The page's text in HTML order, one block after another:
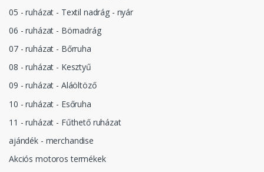
05 - ruházat - Textil nadrág - nyár
06 - ruházat - Börnadrág
07 - ruházat - Bőrruha
08 - ruházat - Kesztyű
09 - ruházat - Aláöltöző
10 - ruházat - Esőruha
11 - ruházat - Fűthető ruházat
ajándék - merchandise
Akciós motoros termékek